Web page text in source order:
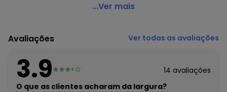
Trick Nick - Jaqueta Infantil Feminina Microfibra Verde
Fornecedor: ROVITEX IND E COM DE MALHAS LTDA / CNPJ
79.233.672/0010-98
Cuidados para conservação do produto: Lavar à mão.
Não usar alvejante.
Não usar secadora.
...Ver mais
Avaliações Ver todas as avaliações
3.9 14 avaliações
O que as clientes acharam da largura?